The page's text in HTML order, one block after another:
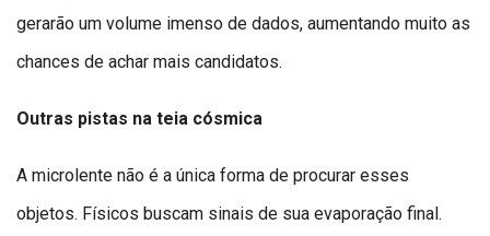
gerarão um volume imenso de dados, aumentando muito as
chances de achar mais candidatos.
Outras pistas na teia cósmica
A microlente não é a única forma de procurar esses
objetos. Físicos buscam sinais de sua evaporação final.